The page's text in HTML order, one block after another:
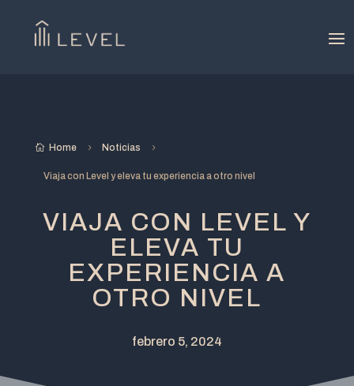
 Home 5 Noticias 5
Viaja con Level y eleva tu experiencia a otro nivel
VIAJA CON LEVEL Y
ELEVA TU
EXPERIENCIA A
OTRO NIVEL
febrero 5, 2024